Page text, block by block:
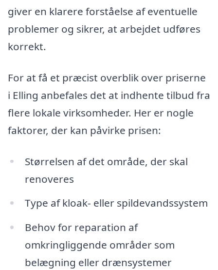
giver en klarere forståelse af eventuelle
problemer og sikrer, at arbejdet udføres
korrekt.
For at få et præcist overblik over priserne
i Elling anbefales det at indhente tilbud fra
flere lokale virksomheder. Her er nogle
faktorer, der kan påvirke prisen:
Størrelsen af det område, der skal
renoveres
Type af kloak- eller spildevandssystem
Behov for reparation af
omkringliggende områder som
belægning eller drænsystemer